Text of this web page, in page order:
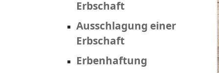
Erbschaft
Ausschlagung einer
Erbschaft
Erbenhaftung